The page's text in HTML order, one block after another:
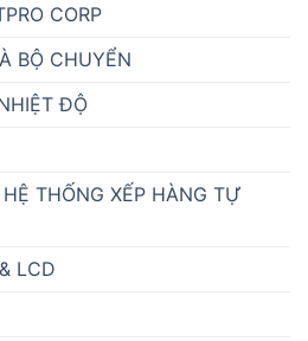
CORP
BỘ CHUYỂN
ĐỘ
THỐNG XẾP HÀNG TỰ
LCD